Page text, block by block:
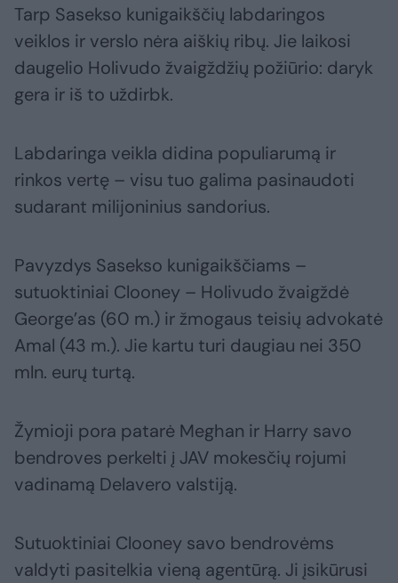
Tarp Sasekso kunigaikščių labdaringos
veiklos ir verslo nėra aiškių ribų. Jie laikosi
daugelio Holivudo žvaigždžių požiūrio: daryk
gera ir iš to uždirbk.
Labdaringa veikla didina populiarumą ir
rinkos vertę – visu tuo galima pasinaudoti
sudarant milijoninius sandorius.
Pavyzdys Sasekso kunigaikščiams –
sutuoktiniai Clooney – Holivudo žvaigždė
George’as (60 m.) ir žmogaus teisių advokatė
Amal (43 m.). Jie kartu turi daugiau nei 350
mln. eurų turtą.
Žymioji pora patarė Meghan ir Harry savo
bendroves perkelti į JAV mokesčių rojumi
vadinamą Delavero valstiją.
Sutuoktiniai Clooney savo bendrovėms
valdyti pasitelkia vieną agentūrą. Ji įsikūrusi